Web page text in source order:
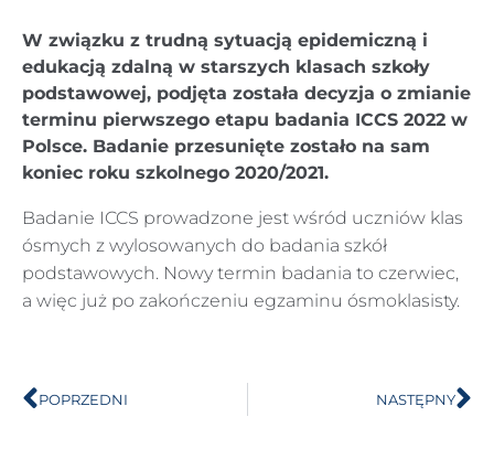
W związku z trudną sytuacją epidemiczną i
edukacją zdalną w starszych klasach szkoły
podstawowej, podjęta została decyzja o zmianie
terminu pierwszego etapu badania ICCS 2022 w
Polsce. Badanie przesunięte zostało na sam
koniec roku szkolnego 2020/2021.
Badanie ICCS prowadzone jest wśród uczniów klas
ósmych z wylosowanych do badania szkół
podstawowych. Nowy termin badania to czerwiec,
a więc już po zakończeniu egzaminu ósmoklasisty.
POPRZEDNI NASTĘPNY